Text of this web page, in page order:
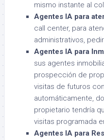
mismo instante al
Agentes IA para
call center, para
administrativos,
Agentes IA para
sus agentes
prospección de
visitas de futuros
automáticamente,
propietario tendría
visitas programada
Agentes IA para